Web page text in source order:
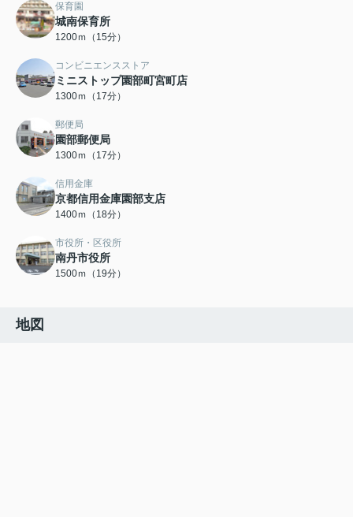
保育園
城南保育所
1200ｍ（15分）
コンビニエンスストア
ミニストップ園部町宮町店
1300ｍ（17分）
郵便局
園部郵便局
1300ｍ（17分）
信用金庫
京都信用金庫園部支店
1400ｍ（18分）
市役所・区役所
南丹市役所
1500ｍ（19分）
地図